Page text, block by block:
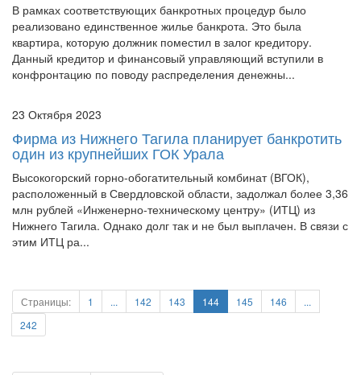
В рамках соответствующих банкротных процедур было
реализовано единственное жилье банкрота. Это была
квартира, которую должник поместил в залог кредитору.
Данный кредитор и финансовый управляющий вступили в
конфронтацию по поводу распределения денежны...
23 Октября 2023
Фирма из Нижнего Тагила планирует банкротить
один из крупнейших ГОК Урала
Высокогорский горно-обогатительный комбинат (ВГОК),
расположенный в Свердловской области, задолжал более 3,36
млн рублей «Инженерно-техническому центру» (ИТЦ) из
Нижнего Тагила. Однако долг так и не был выплачен. В связи с
этим ИТЦ ра...
Страницы: 1 ... 142 143 144 145 146
...
242